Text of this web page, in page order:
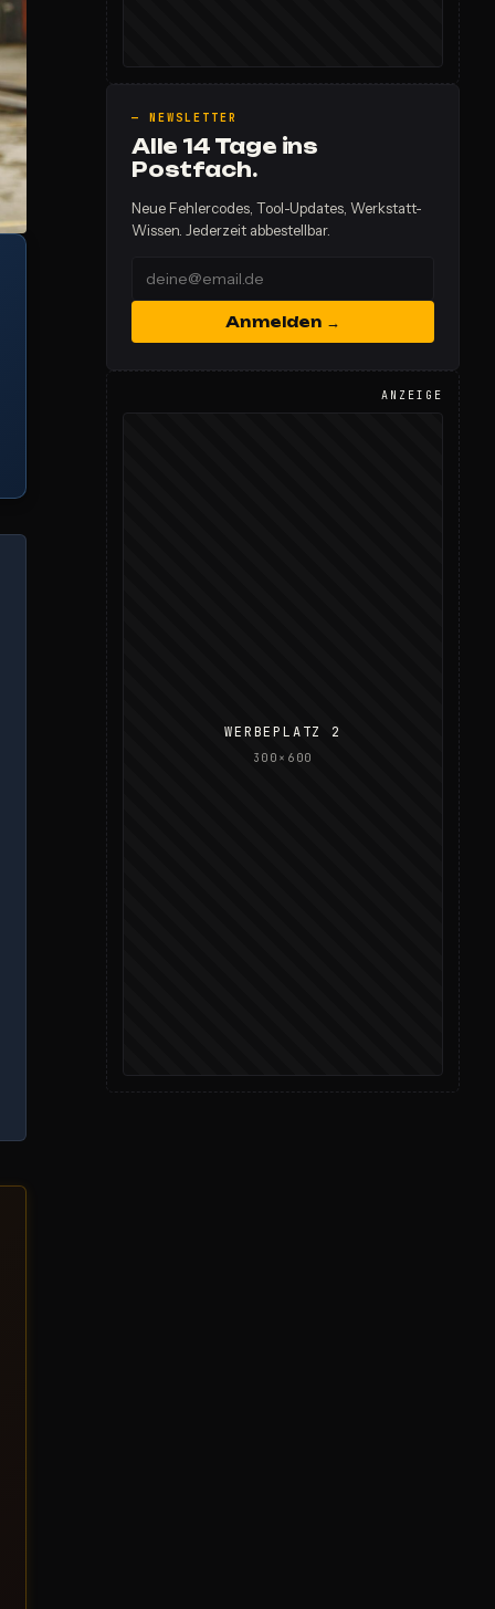
— NEWSLETTER
Alle 14 Tage ins
Postfach.
Neue Fehlercodes, Tool-Updates, Werkstatt-
Wissen. Jederzeit abbestellbar.
Anmelden →
ANZEIGE
WERBEPLATZ 2
300×600